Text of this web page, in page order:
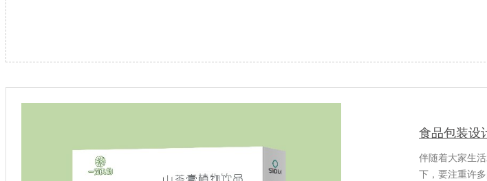
食品包装设
伴随着大家生
下，要注重许